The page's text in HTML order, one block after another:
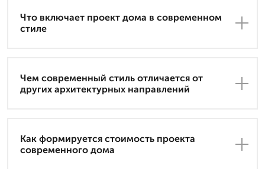
Что включает проект дома в современном
стиле
Чем современный стиль отличается от
других архитектурных направлений
Как формируется стоимость проекта
современного дома